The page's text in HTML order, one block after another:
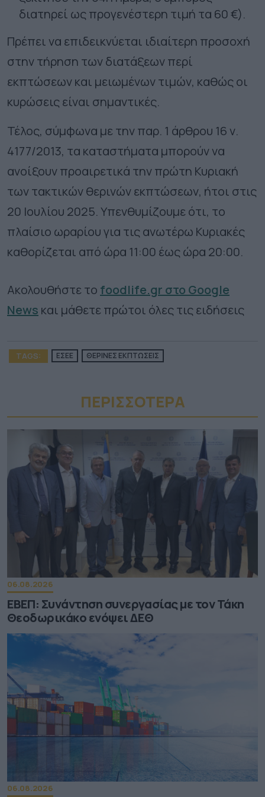
διατηρεί ως προγενέστερη τιμή τα 60 €).
Πρέπει να επιδεικνύεται ιδιαίτερη προσοχή
στην τήρηση των διατάξεων περί
εκπτώσεων και μειωμένων τιμών, καθώς οι
κυρώσεις είναι σημαντικές.
Τέλος, σύμφωνα με την παρ. 1 άρθρου 16 ν.
4177/2013, τα καταστήματα μπορούν να
ανοίξουν προαιρετικά την πρώτη Κυριακή
των τακτικών θερινών εκπτώσεων, ήτοι στις
20 Ιουλίου 2025. Υπενθυμίζουμε ότι, το
πλαίσιο ωραρίου για τις ανωτέρω Κυριακές
καθορίζεται από ώρα 11:00 έως ώρα 20:00.
Ακολουθήστε το foodlife.gr στο Google
News και μάθετε πρώτοι όλες τις ειδήσεις
TAGS: ΕΣΕΕ ΘΕΡΙΝΕΣ ΕΚΠΤΩΣΕΙΣ
ΠΕΡΙΣΣΟΤΕΡA
06.08.2026
ΕΒΕΠ: Συνάντηση συνεργασίας με τον Τάκη
Θεοδωρικάκο ενόψει ΔΕΘ
06.08.2026